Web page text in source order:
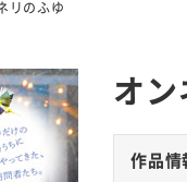
リのふゆ
オ
作品情